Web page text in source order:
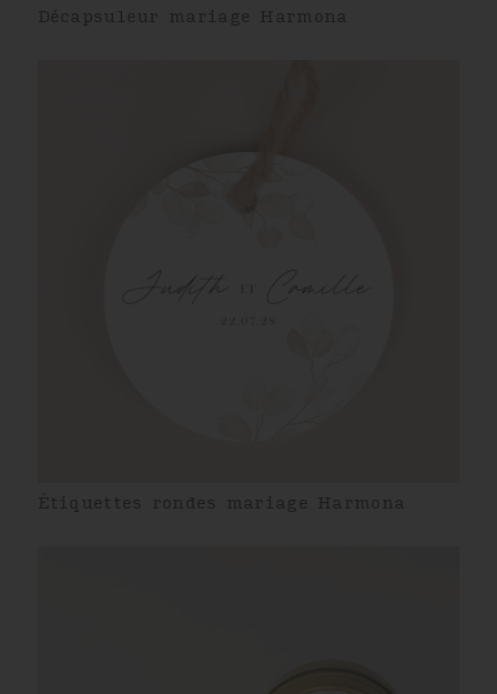
Décapsuleur mariage Harmona
Étiquettes rondes mariage Harmona